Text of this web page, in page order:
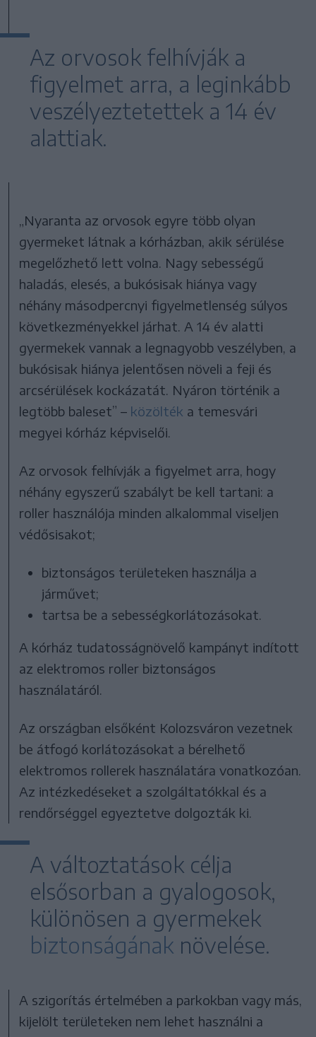
Az orvosok felhívják a
figyelmet arra, a leginkább
veszélyeztetettek a 14 év
alattiak.
„Nyaranta az orvosok egyre több olyan
gyermeket látnak a kórházban, akik sérülése
megelőzhető lett volna. Nagy sebességű
haladás, elesés, a bukósisak hiánya vagy
néhány másodpercnyi figyelmetlenség súlyos
következményekkel járhat. A 14 év alatti
gyermekek vannak a legnagyobb veszélyben, a
bukósisak hiánya jelentősen növeli a feji és
arcsérülések kockázatát. Nyáron történik a
legtöbb baleset” – közölték a temesvári
megyei kórház képviselői.
Az orvosok felhívják a figyelmet arra, hogy
néhány egyszerű szabályt be kell tartani: a
roller használója minden alkalommal viseljen
védősisakot;
biztonságos területeken használja a
járművet;
tartsa be a sebességkorlátozásokat.
A kórház tudatosságnövelő kampányt indított
az elektromos roller biztonságos
használatáról.
Az országban elsőként Kolozsváron vezetnek
be átfogó korlátozásokat a bérelhető
elektromos rollerek használatára vonatkozóan.
Az intézkedéseket a szolgáltatókkal és a
rendőrséggel egyeztetve dolgozták ki.
A változtatások célja
elsősorban a gyalogosok,
különösen a gyermekek
biztonságának növelése.
A szigorítás értelmében a parkokban vagy más,
kijelölt területeken nem lehet használni a